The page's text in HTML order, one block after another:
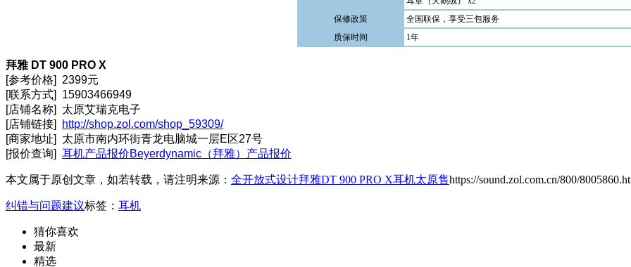
保修政策
全国联保，享受三包服务
质保时间
1年
拜雅 DT 900 PRO X
[参考价格] 2399元
[联系方式] 15903466949
[店铺名称] 太原艾瑞克电子
[店铺链接]
http://shop.zol.com/shop_59309/
[商家地址] 太原市南内环街青龙电脑城一层E区27号
[报价查询] 耳机产品报价Beyerdynamic（拜雅）产品报价
本文属于原创文章，如若转载，请注明来源： 全开放式设计拜雅DT 900 PRO X耳机太原售https://sound.zol.com.cn/800/
纠错与问题建议标签： 耳机
猜你喜欢
最新
精选